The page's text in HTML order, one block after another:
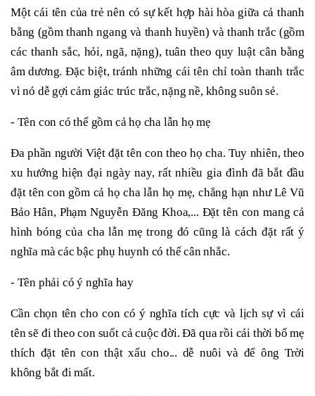
Một cái tên của trẻ nên có sự kết hợp hài hòa giữa cả thanh
bằng (gồm thanh ngang và thanh huyền) và thanh trắc (gồm
các thanh sắc, hỏi, ngã, nặng), tuân theo quy luật cân bằng
âm dương. Đặc biệt, tránh những cái tên chỉ toàn thanh trắc
vì nó dễ gợi cảm giác trúc trắc, nặng nề, không suôn sẻ.
- Tên con có thể gồm cả họ cha lẫn họ mẹ
Đa phần người Việt đặt tên con theo họ cha. Tuy nhiên, theo
xu hướng hiện đại ngày nay, rất nhiều gia đình đã bắt đầu
đặt tên con gồm cả họ cha lẫn họ mẹ, chẳng hạn như Lê Vũ
Bảo Hân, Phạm Nguyễn Đăng Khoa,... Đặt tên con mang cả
hình bóng của cha lẫn mẹ trong đó cũng là cách đặt rất ý
nghĩa mà các bậc phụ huynh có thể cân nhắc.
- Tên phải có ý nghĩa hay
Cần chọn tên cho con có ý nghĩa tích cực và lịch sự vì cái
tên sẽ đi theo con suốt cả cuộc đời. Đã qua rồi cái thời bố mẹ
thích đặt tên con thật xấu cho... dễ nuôi và để ông Trời
không bắt đi mất.